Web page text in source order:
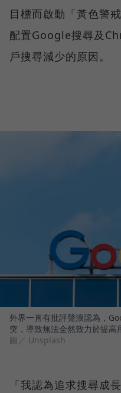
目標而啟動「黃色警
配置Google搜尋及
戶搜尋減少的原因。
外界一直有批評聲浪認為，
突，導致無法全然致力於提高
圖／ Unsplash
「我認為追求搜尋成